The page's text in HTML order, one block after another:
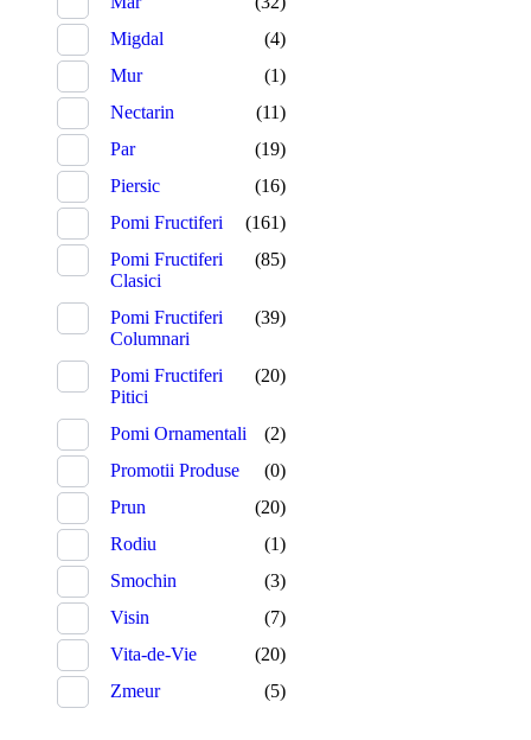
Migdal
(4)
Mur
(1)
Nectarin
(11)
Par
(19)
Piersic
(16)
Pomi Fructiferi
(161)
Pomi Fructiferi
Clasici
(85)
Pomi Fructiferi
Columnari
(39)
Pomi Fructiferi
Pitici
(20)
Pomi Ornamentali
(2)
Promotii Produse
(0)
Prun
(20)
Rodiu
(1)
Smochin
(3)
Visin
(7)
Vita-de-Vie
(20)
Zmeur
(5)